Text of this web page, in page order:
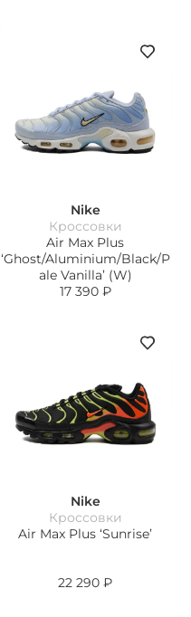
Nike
Кроссовки
Air Max Plus
‘Ghost/Aluminium/Black/P
ale Vanilla’ (W)
17 390 ₽
Nike
Кроссовки
Air Max Plus ‘Sunrise’
22 290 ₽